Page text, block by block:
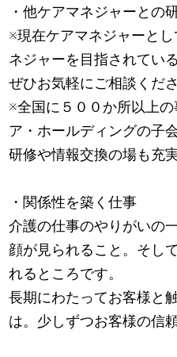
・他ケアマネジャーとの
※現在ケアマネジャーと
ネジャーを目指されてい
ぜひお気軽にご相談くださ
※全国に５００か所以上
ア・ホールディングの子
研修や情報交換の場も充
・関係性を築く仕事
介護の仕事のやりがいの
顔が見られること。そし
れるところです。
長期にわたってお客様と
は。少しずつお客様の信